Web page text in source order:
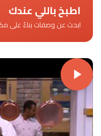
اطبخ باللي عندك
ابحث عن وصفات بناءً على